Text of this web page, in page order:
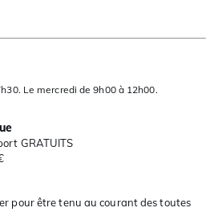
Le mercredi de 9h00 à 12h00.
GRATUITS
pour être tenu au courant des toutes